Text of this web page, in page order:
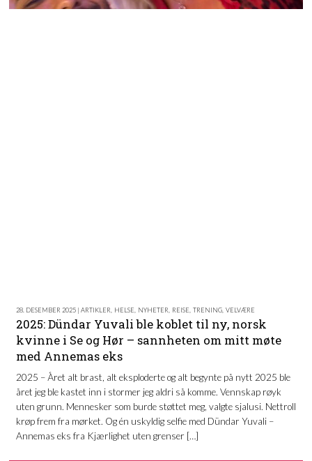
28. DESEMBER 2025 | ARTIKLER HELSE NYHETER REISE TRENING, VELVÆRE
2025: Dündar Yuvali ble koblet til ny, norsk
kvinne i Se og Hør – sannheten om mitt møte
med Annemas eks
2025 – Året alt brast, alt eksploderte og alt begynte på nytt 2025 ble
året jeg ble kastet inn i stormer jeg aldri så komme. Vennskap røyk
uten grunn. Mennesker som burde støttet meg, valgte sjalusi. Nettroll
krøp frem fra mørket. Og én uskyldig selfie med Dündar Yuvali –
Annemas eks fra Kjærlighet uten grenser […]